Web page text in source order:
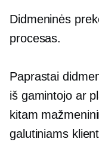
Didmeninės
procesas.
Paprastai
iš gamintojo ar
kitam
galutiniams